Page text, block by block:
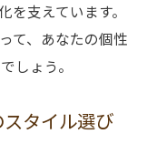
支えています。
て、あなたの個性
しょう。
タイル選び